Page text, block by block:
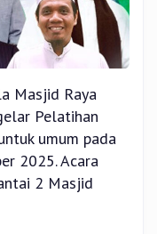
Masjid Raya
Pelatihan
umum pada
2025. Acara
2 Masjid